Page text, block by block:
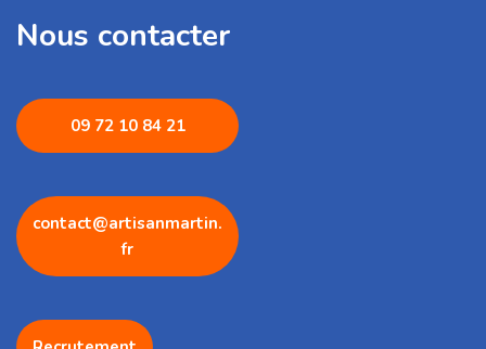
Nous contacter
09 72 10 84 21
contact@artisanmartin.
fr